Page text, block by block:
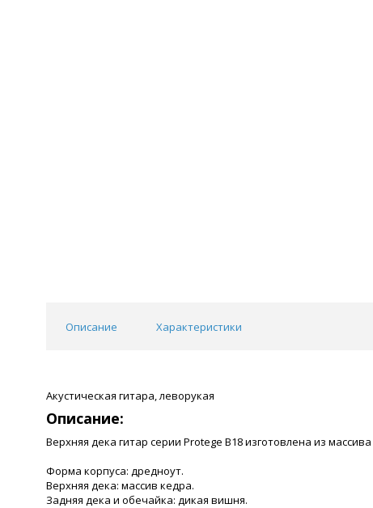
Описание Характеристики
Акустическая гитара, леворукая
Описание:
Верхняя дека гитар серии Protege B18 изготовлена из массива
Форма корпуса: дредноут.
Верхняя дека: массив кедра.
Задняя дека и обечайка: дикая вишня.